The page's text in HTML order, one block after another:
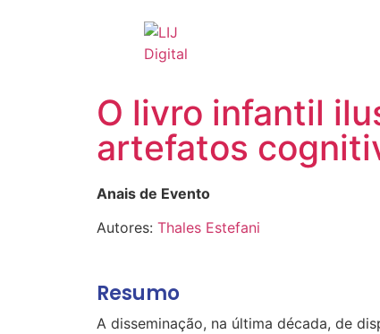
O livro infantil
artefatos
Anais de Evento
Autores: Thales Estefani
Resumo
A disseminação, na última década, de